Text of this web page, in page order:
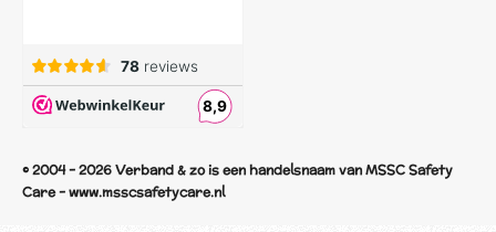
© 2004 - 2026 Verband & zo is een handelsnaam van MSSC Safety
Care - www.msscsafetycare.nl